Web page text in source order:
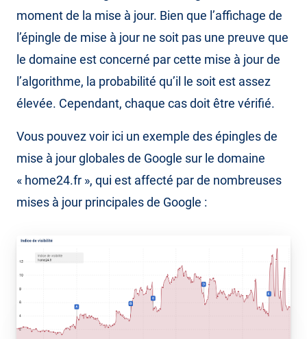
moment de la mise à jour. Bien que l’affichage de
l’épingle de mise à jour ne soit pas une preuve que
le domaine est concerné par cette mise à jour de
l’algorithme, la probabilité qu’il le soit est assez
élevée. Cependant, chaque cas doit être vérifié.
Vous pouvez voir ici un exemple des épingles de
mise à jour globales de Google sur le domaine
« home24.fr », qui est affecté par de nombreuses
mises à jour principales de Google :